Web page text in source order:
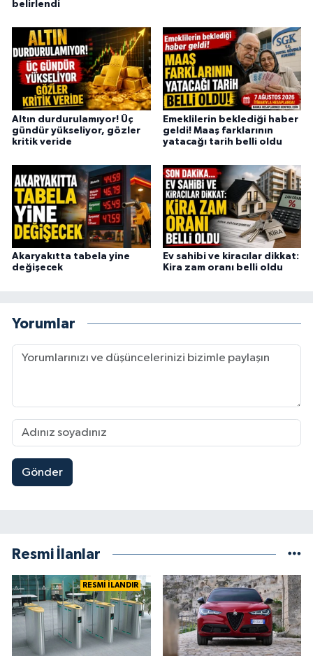
belirlendi
Altın durdurulamıyor! Üç
gündür yükseliyor, gözler
kritik veride
Emeklilerin beklediği haber
geldi! Maaş farklarının
yatacağı tarih belli oldu
Akaryakıtta tabela yine
değişecek
Ev sahibi ve kiracılar dikkat:
Kira zam oranı belli oldu
Yorumlar
Gönder
Resmi İlanlar
RESMİ İLANDIR